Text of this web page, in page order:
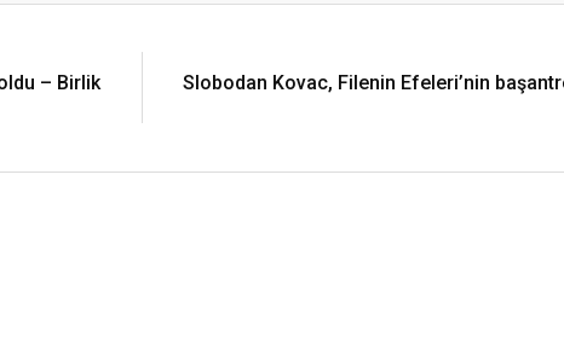
– Birlik
Slobodan Kovac, Filenin Efeleri’nin